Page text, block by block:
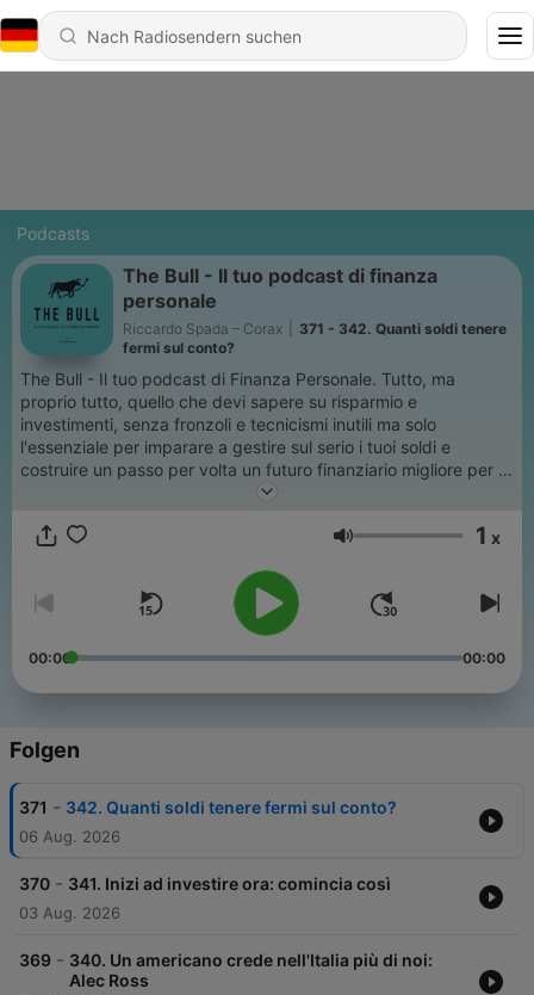
Podcasts
The Bull - Il tuo podcast di finanza
personale
Riccardo Spada – Corax
371 - 342. Quanti soldi tenere
fermi sul conto?
The Bull - Il tuo podcast di Finanza Personale. Tutto, ma
proprio tutto, quello che devi sapere su risparmio e
investimenti, senza fronzoli e tecnicismi inutili ma solo
l'essenziale per imparare a gestire sul serio i tuoi soldi e
costruire un passo per volta un futuro finanziario migliore per te
aumentare i tuoi risparmi senza compromettere il tuo stile di
migliori sulla tua carriera professionale. Ma soprattutto
imparerai come investire davvero i tuoi soldi, con una
prospettiva di lungo termine, solida e realistica, che ti porterà a
rivoluzionare il tuo intero rapporto con il denaro e ad aprirti
Lautstärke 1 x
00:00 00:00
Folgen
371 - 342. Quanti soldi tenere fermi sul conto?
06 Aug. 2026
370 - 341. Inizi ad investire ora: comincia così
03 Aug. 2026
369 - 340. Un americano crede nell'Italia più di noi:
Alec Ross